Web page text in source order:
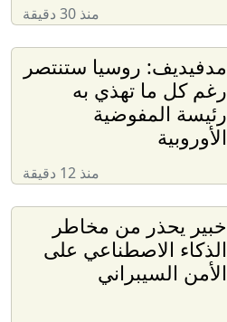
منذ 30 دقيقة
مدفيديف: روسيا ستنتصر
رغم كل ما تهذي به
رئيسة المفوضية
الأوروبية
منذ 12 دقيقة
خبير يحذر من مخاطر
الذكاء الاصطناعي على
الأمن السيبراني